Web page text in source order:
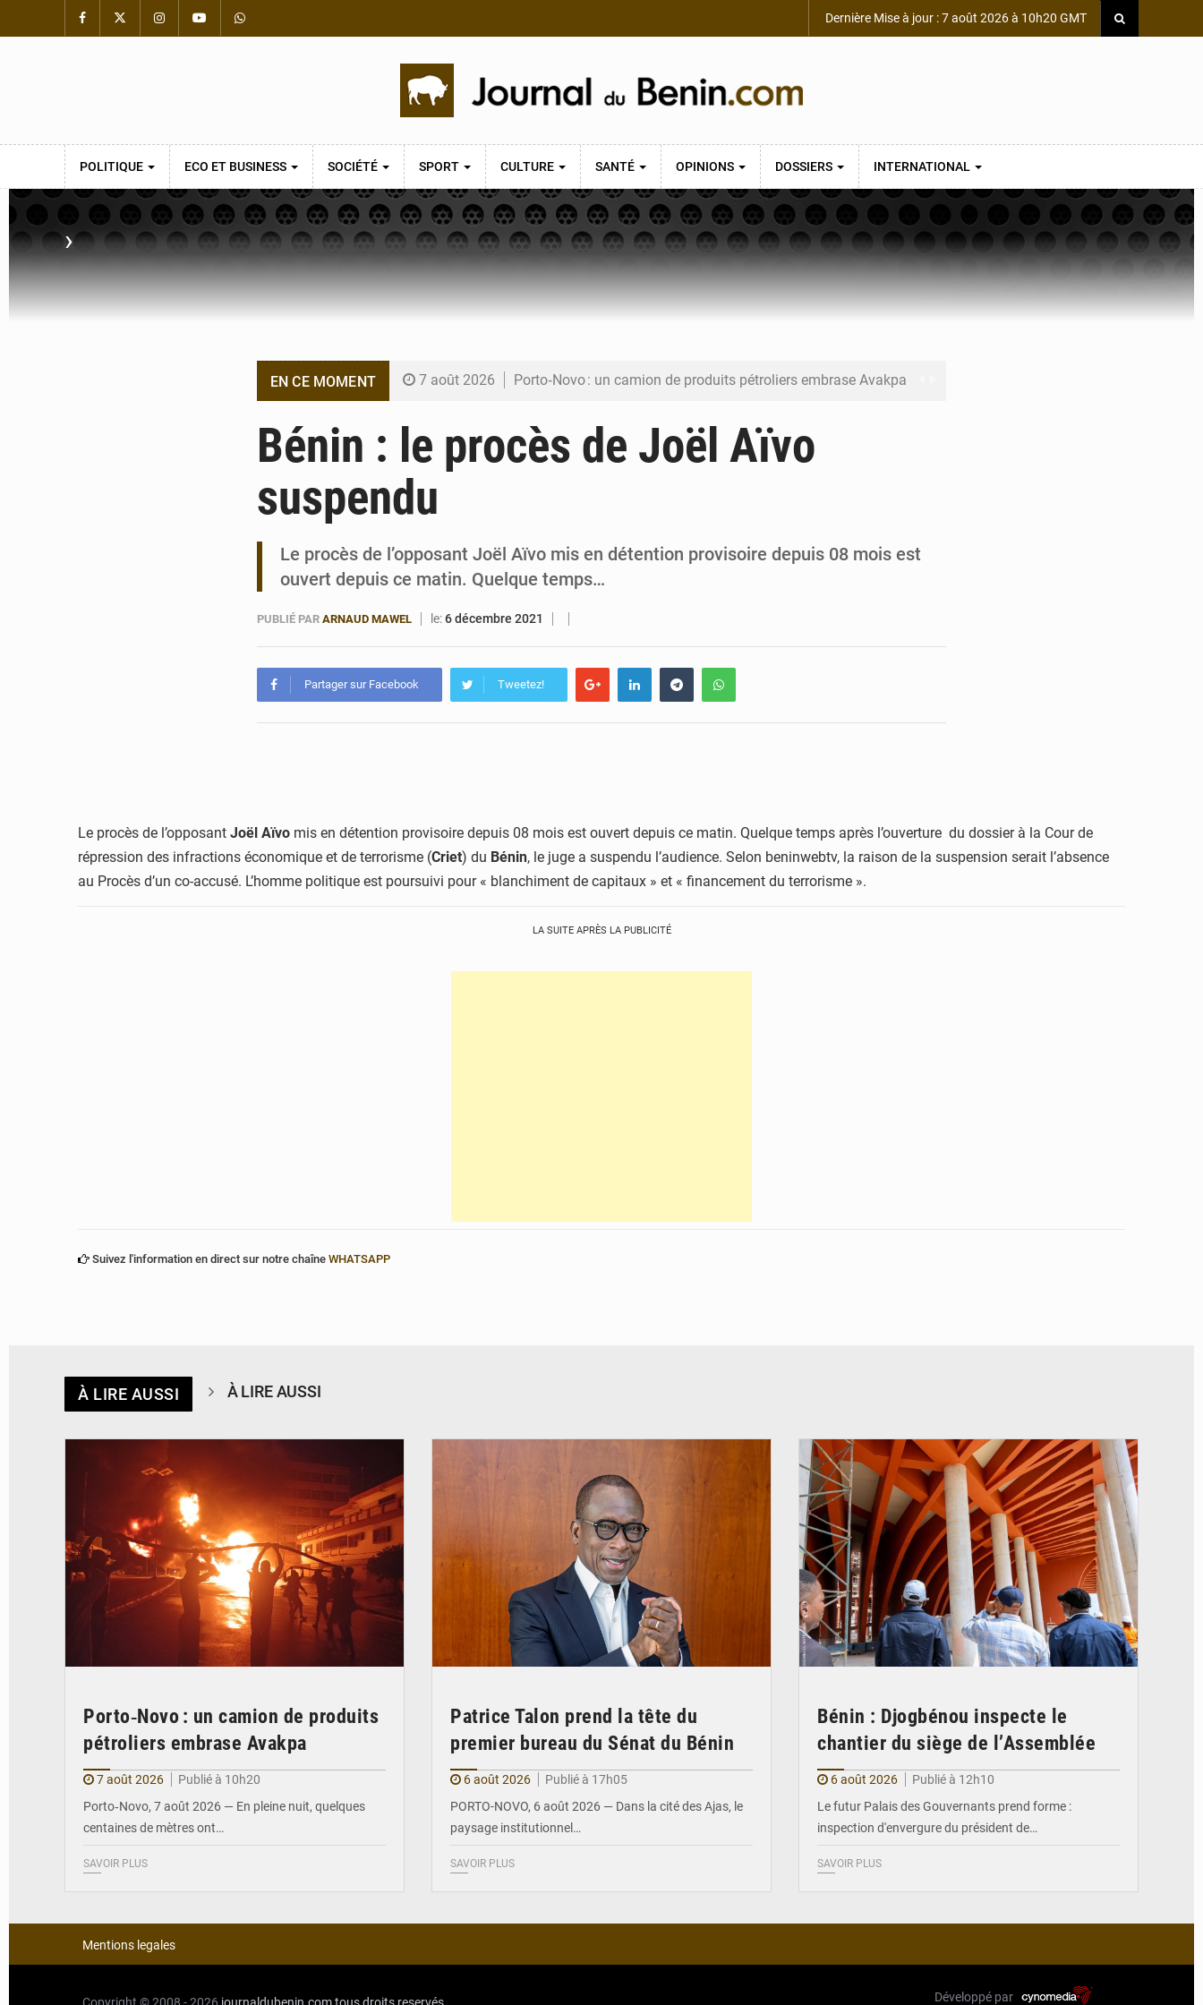
Dernière Mise à jour : 7 août 2026 à 10h20 GMT
POLITIQUE ECO ET BUSINESS SOCIÉTÉ SPORT CULTURE SANTÉ OPINIONS DOSSIERS INTERNATIONAL
›
EN CE MOMENT 7 août 2026 Porto‑Novo : un camion de produits pétroliers embrase Avakpa
6 août 2026 Bénin : Djogbénou inspecte le chantier du siège de l’Assemblée
Bénin : le procès de Joël Aïvo
suspendu
Le procès de l’opposant Joël Aïvo mis en détention provisoire depuis 08 mois est
ouvert depuis ce matin. Quelque temps…
PUBLIÉ PAR ARNAUD MAWEL le:6 décembre 2021
Partager sur Facebook Tweetez!
Le procès de l’opposant Joël Aïvo mis en détention provisoire depuis 08 mois est ouvert depuis ce matin. Quelque temps après l’ouverture du dossier à la Cour de
répression des infractions économique et de terrorisme (Criet) du Bénin, le juge a suspendu l’audience. Selon beninwebtv, la raison de la suspension serait l’absence
au Procès d’un co-accusé. L’homme politique est poursuivi pour « blanchiment de capitaux » et « financement du terrorisme ».
LA SUITE APRÈS LA PUBLICITÉ
Suivez l'information en direct sur notre chaîne WHATSAPP
À LIRE AUSSI À LIRE AUSSI
Porto‑Novo : un camion de produits
pétroliers embrase Avakpa
7 août 2026
Publié à 10h20
Porto‑Novo, 7 août 2026 — En pleine nuit, quelques
centaines de mètres ont…
SAVOIR PLUS
Patrice Talon prend la tête du
premier bureau du Sénat du Bénin
6 août 2026
Publié à 17h05
PORTO-NOVO, 6 août 2026 — Dans la cité des Ajas, le
paysage institutionnel…
SAVOIR PLUS
Bénin : Djogbénou inspecte le
chantier du siège de l’Assemblée
6 août 2026
Publié à 12h10
Le futur Palais des Gouvernants prend forme :
inspection d'envergure du président de…
SAVOIR PLUS
Mentions legales
Copyright © 2008 - 2026 journaldubenin.comtous droits reservés Développé par